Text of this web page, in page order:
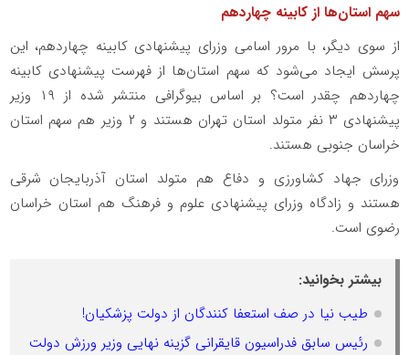
سهم استان‌ها از کابینه چهاردهم
از سوی دیگر، با مرور اسامی وزرای پیشنهادی کابینه چهاردهم، این
پرسش ایجاد می‌شود که سهم استان‌ها از فهرست پیشنهادی کابینه
چهاردهم چقدر است؟ بر اساس بیوگرافی منتشر شده از ۱۹ وزیر
پیشنهادی ۳ نفر متولد استان تهران هستند و ۲ وزیر هم سهم استان
خراسان جنوبی هستند.
وزرای جهاد کشاورزی و دفاع هم متولد استان آذربایجان شرقی
هستند و زادگاه وزرای پیشنهادی علوم و فرهنگ هم استان خراسان
رضوی است.
بیشتر بخوانید:
طیب نیا در صف استعفا کنندگان از دولت پزشکیان!
رئیس سابق فدراسیون قایقرانی گزینه نهایی وزیر ورزش دولت